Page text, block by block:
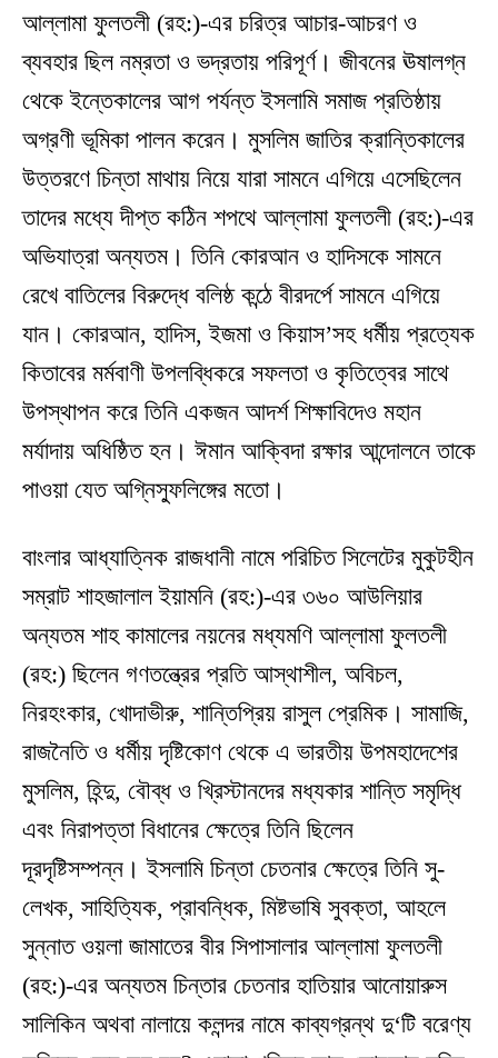
আল্লামা ফুলতলী (রহ:)-এর চরিত্র আচার-আচরণ ও
ব্যবহার ছিল নম্রতা ও ভদ্রতায় পরিপূর্ণ। জীবনের ঊষালগ্ন
থেকে ইন্তেকালের আগ পর্যন্ত ইসলামি সমাজ প্রতিষ্ঠায়
অগ্রণী ভূমিকা পালন করেন। মুসলিম জাতির ক্রান্তিকালের
উত্তরণে চিন্তা মাথায় নিয়ে যারা সামনে এগিয়ে এসেছিলেন
তাদের মধ্যে দীপ্ত কঠিন শপথে আল্লামা ফুলতলী (রহ:)-এর
অভিযাত্রা অন্যতম। তিনি কোরআন ও হাদিসকে সামনে
রেখে বাতিলের বিরুদ্ধে বলিষ্ঠ কন্ঠে বীরদর্পে সামনে এগিয়ে
যান। কোরআন, হাদিস, ইজমা ও কিয়াস’সহ ধর্মীয় প্রত্যেক
কিতাবের মর্মবাণী উপলব্ধিকরে সফলতা ও কৃতিত্বের সাথে
উপস্থাপন করে তিনি একজন আদর্শ শিক্ষাবিদেও মহান
মর্যাদায় অধিষ্ঠিত হন। ঈমান আক্বিদা রক্ষার আন্দোলনে তাকে
পাওয়া যেত অগ্নিস্ফুলিঙ্গের মতো।
বাংলার আধ্যাত্নিক রাজধানী নামে পরিচিত সিলেটের মুকুটহীন
সম্রাট শাহজালাল ইয়ামনি (রহ:)-এর ৩৬০ আউলিয়ার
অন্যতম শাহ কামালের নয়নের মধ্যমণি আল্লামা ফুলতলী
(রহ:) ছিলেন গণতন্ত্রের প্রতি আস্থাশীল, অবিচল,
নিরহংকার, খোদাভীরু, শান্তিপ্রিয় রাসুল প্রেমিক। সামাজি,
রাজনৈতি ও ধর্মীয় দৃষ্টিকোণ থেকে এ ভারতীয় উপমহাদেশের
মুসলিম, হিন্দু, বৌব্ধ ও খ্রিস্টানদের মধ্যকার শান্তি সমৃদ্ধি
এবং নিরাপত্তা বিধানের ক্ষেত্রে তিনি ছিলেন
দূরদৃষ্টিসম্পন্ন। ইসলামি চিন্তা চেতনার ক্ষেত্রে তিনি সু-
লেখক, সাহিত্যিক, প্রাবন্ধিক, মিষ্টভাষি সুবক্তা, আহলে
সুন্নাত ওয়লা জামাতের বীর সিপাসালার আল্লামা ফুলতলী
(রহ:)-এর অন্যতম চিন্তার চেতনার হাতিয়ার আনোয়ারুস
সালিকিন অথবা নালায়ে কলন্দর নামে কাব্যগ্রন্থ দু‘টি বরেণ্য